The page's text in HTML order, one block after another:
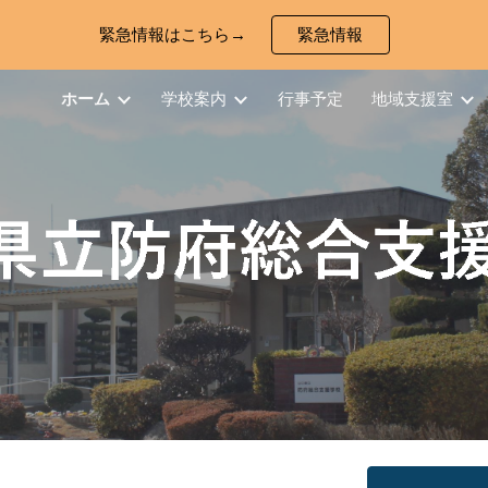
to main content緊急情報はこちら→ 緊急情報
ホーム 学校案内 行事予定 地域支援室